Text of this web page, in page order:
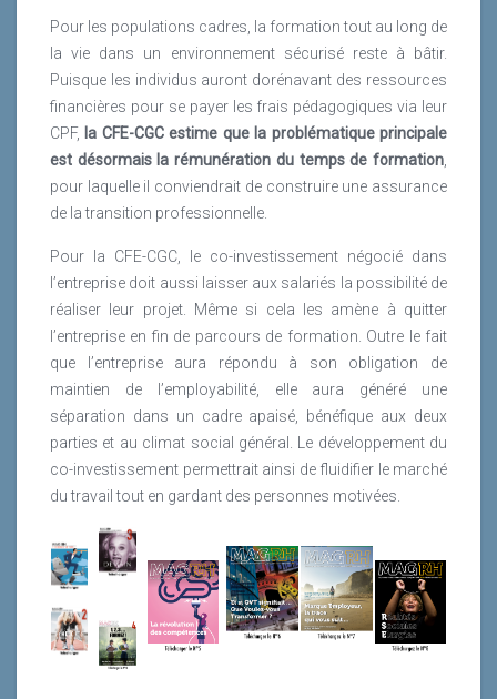
Pour les populations cadres, la formation tout au long de
la vie dans un environnement sécurisé reste à bâtir.
Puisque les individus auront dorénavant des ressources
financières pour se payer les frais pédagogiques via leur
CPF, la CFE-CGC estime que la problématique principale
est désormais la rémunération du temps de formation
pour laquelle il conviendrait de construire une assurance
de la transition professionnelle.
Pour la CFE-CGC, le co-investissement négocié dans
l’entreprise doit aussi laisser aux salariés la possibilité de
réaliser leur projet. Même si cela les amène à quitter
l’entreprise en fin de parcours de formation. Outre le fait
que l’entreprise aura répondu à son obligation de
maintien de l’employabilité, elle aura généré une
séparation dans un cadre apaisé, bénéfique aux deux
parties et au climat social général. Le développement du
co-investissement permettrait ainsi de fluidifier le marché
du travail tout en gardant des personnes motivées.